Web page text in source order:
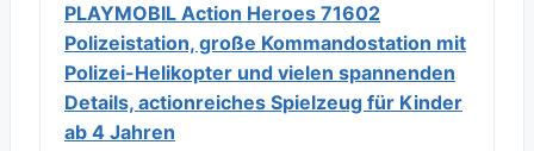
PLAYMOBIL Action Heroes 71602
Polizeistation, große Kommandostation mit
Polizei-Helikopter und vielen spannenden
Details, actionreiches Spielzeug für Kinder
ab 4 Jahren